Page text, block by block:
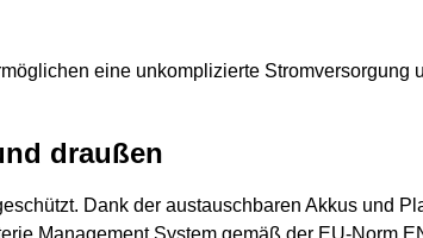
eine unkomplizierte
draußen
Dank der austauschbaren Akkus und
Management System gemäß der EU-Norm